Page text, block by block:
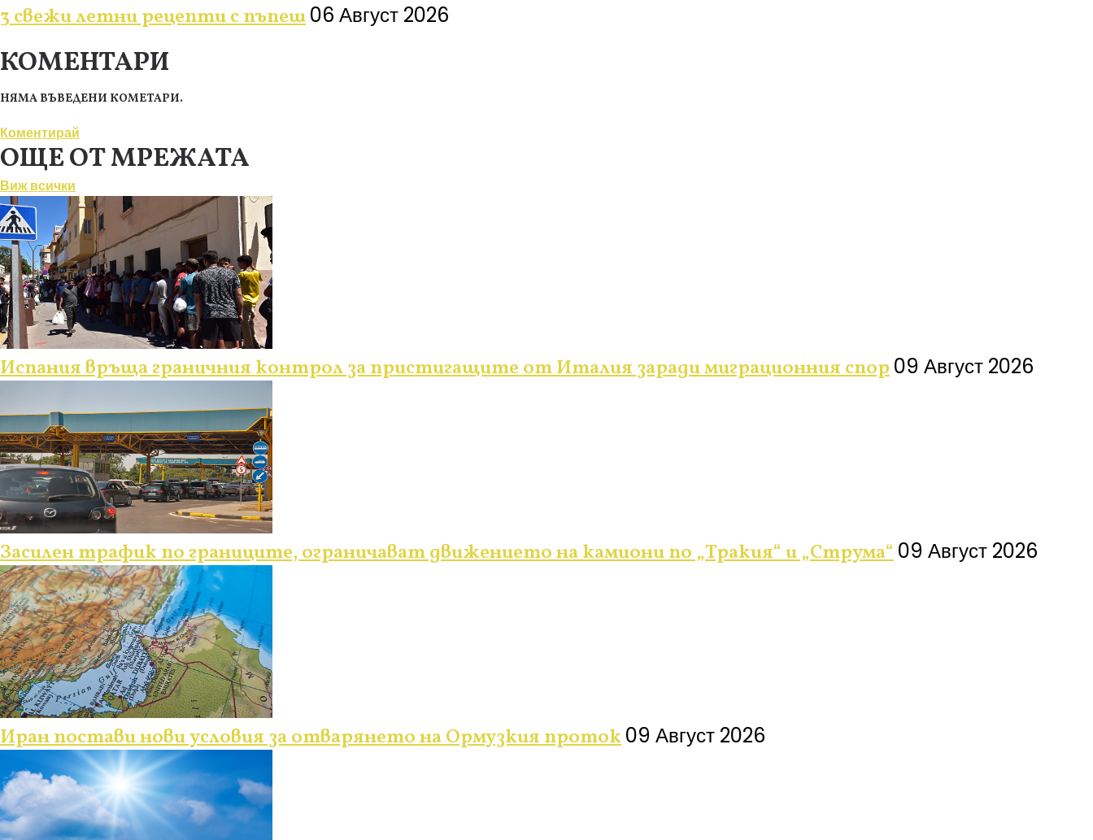
3 свежи летни рецепти с пъпеш06 Август 2026
КОМЕНТАРИ
НЯМА ВЪВЕДЕНИ КОМЕТАРИ.
Коментирай
ОЩЕ ОТ МРЕЖАТА
Виж всички
Испания връща граничния контрол за пристигащите от Италия заради миграционния спор09 Август 2026
Засилен трафик по границите, ограничават движението на камиони по „Тракия“ и „Струма“09 Август 2026
Иран постави нови условия за отварянето на Ормузкия проток09 Август 2026